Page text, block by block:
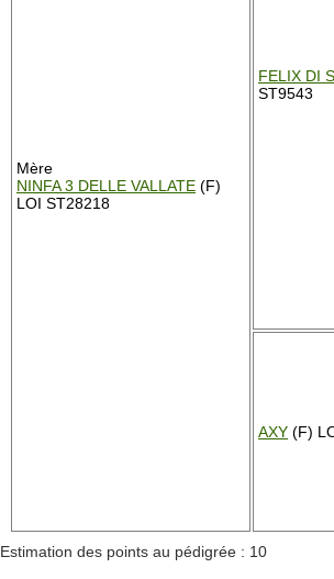
Mère
NINFA 3 DELLE VALLATE (F)
LOI ST28218
FELIX DI
ST9543
AXY (F)
Estimation des points au pédigrée : 10